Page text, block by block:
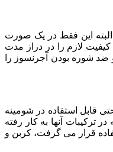
البته این فقط در یک صورت
کیفیت لازم را در دراز مدت
ضد شوره بودن آجرنسوز را
قابل استفاده در شومینه
ترکیبات آنها به کار رفته
می توانند تحمل کنند. آنچه تا دهه ۱۹۶۰ برای پوشش کوره ها مورد استفاده قرار می گرفت، کربن و